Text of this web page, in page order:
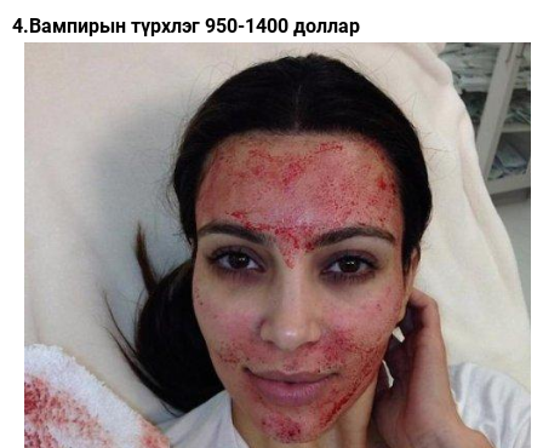
4.Вампирын түрхлэг 950-1400 доллар